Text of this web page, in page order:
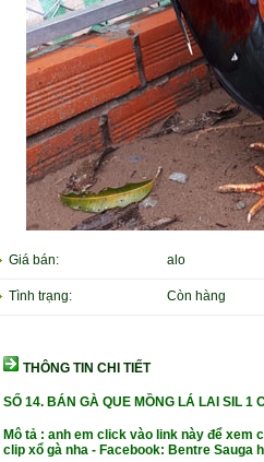
Giá bán: alo
Tình trạng: Còn hàng
THÔNG TIN CHI TIẾT
SỐ 14.BÁN GÀ QUE MỒNG LÁ LAI SIL 1
Mô tả : anh em click vào link này để xem
clip xổ gà nha - Facebook: Bentre Sauga